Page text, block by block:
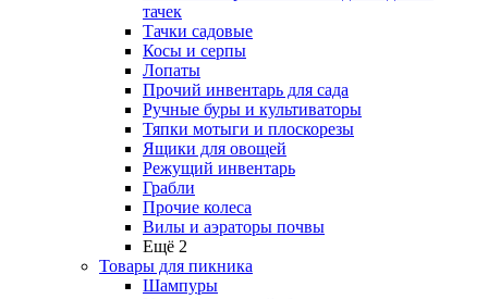
тачек
Тачки садовые
Косы и серпы
Лопаты
Прочий инвентарь для сада
Ручные буры и культиваторы
Тяпки мотыги и плоскорезы
Ящики для овощей
Режущий инвентарь
Грабли
Прочие колеса
Вилы и аэраторы почвы
Ещё 2
Товары для пикника
Шампуры